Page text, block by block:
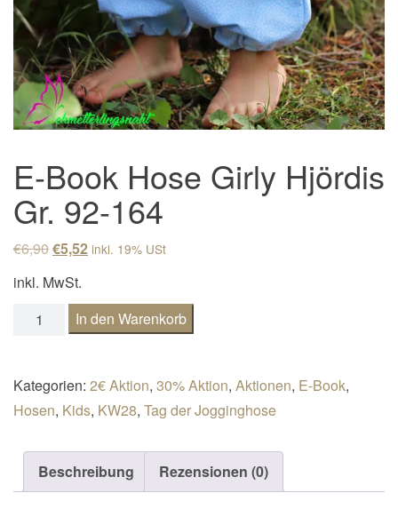
E-Book Hose Girly Hjördis
Gr. 92-164
€6,90Ursprünglicher Preis war: €6,90
€5,52Aktueller Preis ist: €5,52.
inkl. 19% USt
inkl. MwSt.
E-Book Hose Girly Hjördis Gr. 92-164 Menge
In den Warenkorb
Kategorien: 2€ Aktion, 30% Aktion, Aktionen, E-Book,
Hosen, Kids, KW28, Tag der Jogginghose
Beschreibung Rezensionen (0)